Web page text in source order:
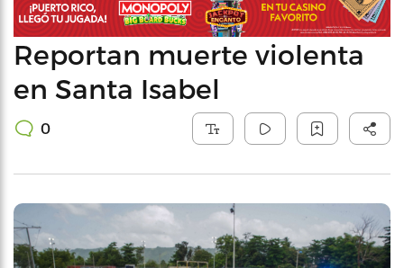
Reportan muerte violenta
en Santa Isabel
0